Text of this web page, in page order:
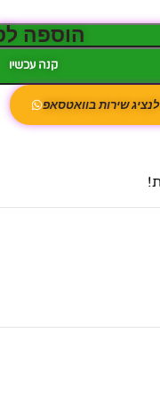
הוספה
קנה עכשיו
שירות בוואטסאפ